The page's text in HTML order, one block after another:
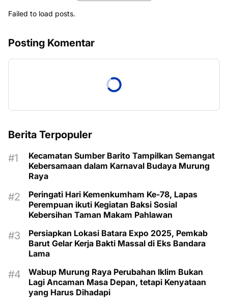
Failed to load posts.
Posting Komentar
Berita Terpopuler
Kecamatan Sumber Barito Tampilkan Semangat
Kebersamaan dalam Karnaval Budaya Murung
Raya
Peringati Hari Kemenkumham Ke-78, Lapas
Perempuan ikuti Kegiatan Baksi Sosial
Kebersihan Taman Makam Pahlawan
Persiapkan Lokasi Batara Expo 2025, Pemkab
Barut Gelar Kerja Bakti Massal di Eks Bandara
Lama
Wabup Murung Raya Perubahan Iklim Bukan
Lagi Ancaman Masa Depan, tetapi Kenyataan
yang Harus Dihadapi